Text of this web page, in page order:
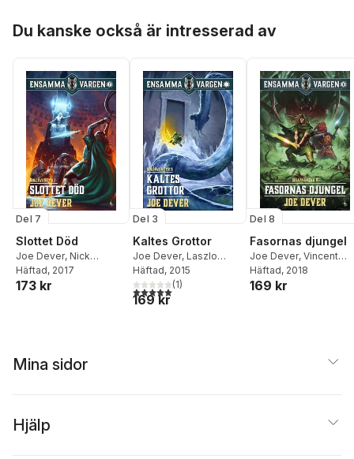
Du kanske också är intresserad av
Del 7
Slottet Död
Joe Dever, Nick
Robinson
Häftad, 2017
173 kr
Del 3
Kaltes Grottor
Joe Dever, Laszlo
Cook
Häftad, 2015
5,0utav 5 stjärnor. Totalt antal röster:
(1)
169 kr
Del 8
Fasornas djungel
Joe Dever, Vincent
Lazzari
Häftad, 2018
169 kr
Mina sidor
Hjälp